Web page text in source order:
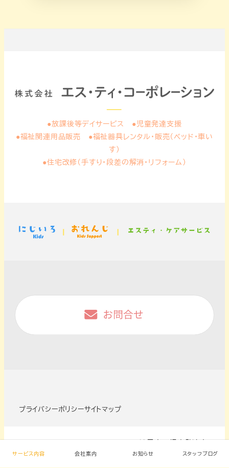
●放課後等デイサービス ●児童発達支援
●福祉関連用品販売 ●福祉器具レンタル・販売（ベッド・車い
す）
●住宅改修（手すり・段差の解消・リフォーム）
プライバシーポリシーサイトマップ
Copyright © にじいろ・ おれんじ 諫早市の児童発達支
援・放課後デイサービス. All Rights Reserved.
サービス内容 会社案内 お知らせ スタッフブログ